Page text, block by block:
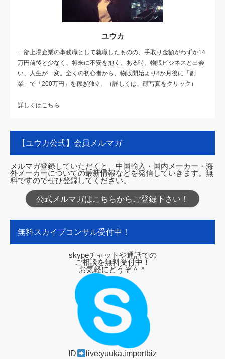
ユウカ
一部上場企業の事務職として就職したものの、手取り金額がわずか14
万円前後と少なく、将来に不安を抱く。ある時、物販ビジネスと出会
い、人生が一変。全くの初心者から、物販開始より8か月後に「副
業」で「200万円」を稼ぎ独立。（詳しくは、顔写真をクリック）
詳しくはこちら
【ユウカ公式】会員メルマガ
メルマガ登録していただくと、中国輸入・国内メーカー・海
外メーカーについての最新情報などを発信していきます。無
料ですのでぜひ登録してください。
公式メルマガはこちらからご登録下さい！
無料スカイプコンサル受付中！
skypeチャットや通話での
ご相談を無料受付中！
お気軽にどうぞ＾＾
ID live:yuuka.importbiz